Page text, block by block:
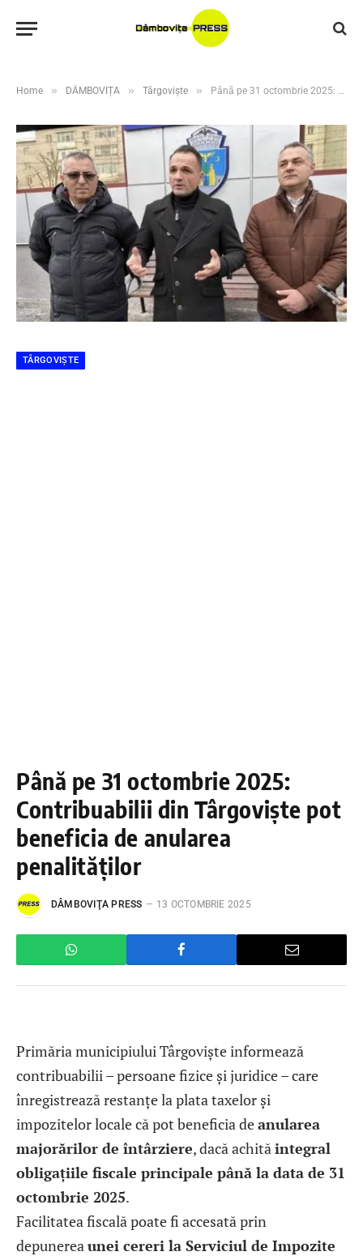
Home » DÂMBOVIȚA » Târgoviște » Până pe 31 octombrie 2025: Contribuabilii din Târgoviște pot beneficia de anularea penalităților
TÂRGOVIȘTE
Până pe 31 octombrie 2025:
Contribuabilii din Târgoviște pot
beneficia de anularea
penalităților
DÂMBOVIŢA PRESS 13 OCTOMBRIE 2025
Primăria municipiului Târgoviște informează
contribuabilii – persoane fizice și juridice – care
înregistrează restanțe la plata taxelor și
impozitelor locale că pot beneficia deanularea
majorărilor de întârziere, dacă achităintegral
obligațiile fiscale principale până la data de 31
octombrie 2025.
Facilitatea fiscală poate fi accesată prin
depunereaunei cereri la Serviciul de Impozite